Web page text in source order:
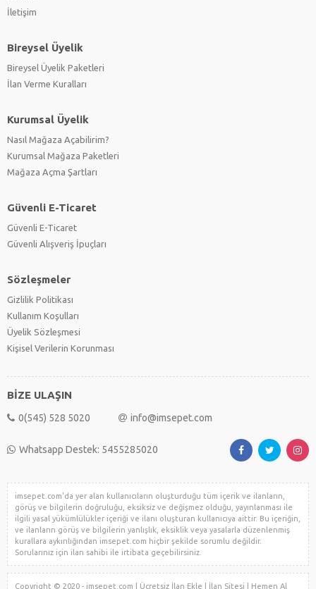
İletişim
Bireysel Üyelik
Bireysel Üyelik Paketleri
İlan Verme Kuralları
Kurumsal Üyelik
Nasıl Mağaza Açabilirim?
Kurumsal Mağaza Paketleri
Mağaza Açma Şartları
Güvenli E-Ticaret
Güvenli E-Ticaret
Güvenli Alışveriş İpuçları
Sözleşmeler
Gizlilik Politikası
Kullanım Koşulları
Üyelik Sözleşmesi
Kişisel Verilerin Korunması
BİZE ULAŞIN
0(545) 528 5020 info@imsepet.com
Whatsapp Destek: 5455285020
imsepet.com'da yer alan kullanıcıların oluşturduğu tüm içerik ve ilanların,
görüş ve bilgilerin doğruluğu, eksiksiz ve değişmez olduğu, yayınlanması ile
ilgili yasal yükümlülükler içeriği ve ilanı oluşturan kullanıcıya aittir. Bu içeriğin,
ve ilanların görüş ve bilgilerin yanlışlık, eksiklik veya yasalarla düzenlenmiş
kurallara aykırılığından imsepet.com hiçbir şekilde sorumlu değildir.
Sorularınız için ilan sahibi ile irtibata geçebilirsiniz.
Copyright © 2020 - imsepet.com | Ücretsiz İlan Ekle | İlan Sitesi | Hemen Al